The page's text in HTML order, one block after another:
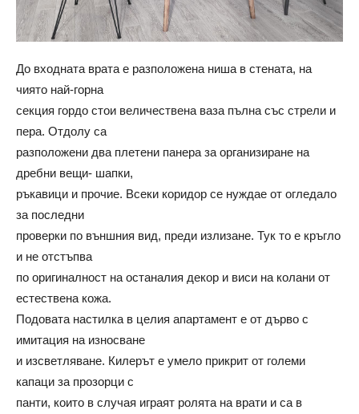
До входната врата е разположена ниша в стената, на
чиято най-горна
секция гордо стои величествена ваза пълна със стрели и
пера. Отдолу са
разположени два плетени панера за организиране на
дребни вещи- шапки,
ръкавици и прочие. Всеки коридор се нуждае от огледало
за последни
проверки по външния вид, преди излизане. Тук то е кръгло
и не отстъпва
по оригиналност на останалия декор и виси на колани от
естествена кожа.
Подовата настилка в целия апартамент е от дърво с
имитация на износване
и изсветляване. Килерът е умело прикрит от големи
капаци за прозорци с
панти, които в случая играят ролята на врати и са в